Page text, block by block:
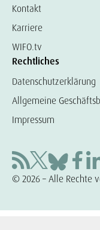
Kontakt
Karriere
WIFO.tv
Rechtliches
Datenschutzerklärung
Allgemeine
Impressum
© 2026 – Alle Rechte